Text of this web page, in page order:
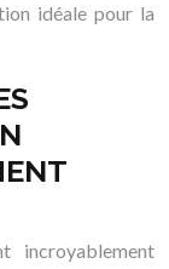
idéale pour la
incroyablement